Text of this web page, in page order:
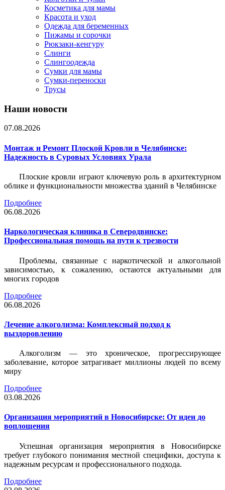
Косметика для мамы
Красота и уход
Одежда для беременных
Пижамы и сорочки
Рюкзаки-кенгуру
Слинги
Слингоодежда
Сумки для мамы
Сумки-переноски
Трусы
Наши новости
07.08.2026
Монтаж и Ремонт Плоской Кровли в Челябинске:
Надежность в Суровых Условиях Урала
Плоские кровли играют ключевую роль в архитектурном
облике и функциональности множества зданий в Челябинске
Подробнее
06.08.2026
Наркологическая клиника в Северодвинске:
Профессиональная помощь на пути к трезвости
Проблемы, связанные с наркотической и алкогольной
зависимостью, к сожалению, остаются актуальными для
многих городов
Подробнее
06.08.2026
Лечение алкоголизма: Комплексный подход к
выздоровлению
Алкоголизм — это хроническое, прогрессирующее
заболевание, которое затрагивает миллионы людей по всему
миру
Подробнее
03.08.2026
Организация мероприятий в Новосибирске: От идеи до
воплощения
Успешная организация мероприятия в Новосибирске
требует глубокого понимания местной специфики, доступа к
надежным ресурсам и профессионального подхода.
Подробнее